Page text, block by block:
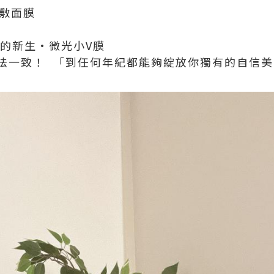
面膜
新生·微光小V膜
一致！ 「到任何年紀都能夠綻放你獨有的自信